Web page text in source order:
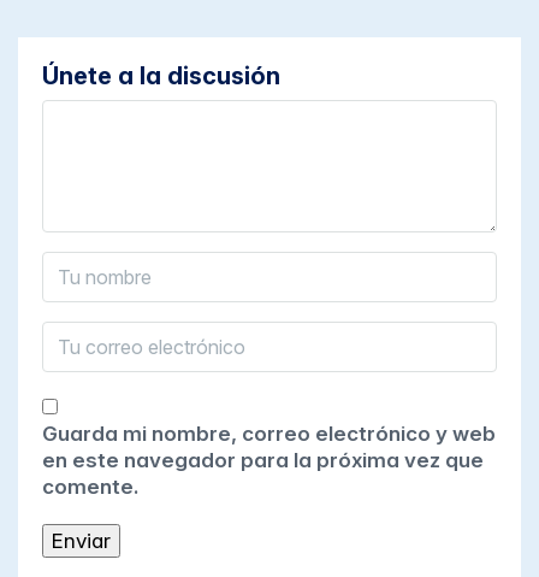
Únete a la discusión
Guarda mi nombre, correo electrónico y web
en este navegador para la próxima vez que
comente.